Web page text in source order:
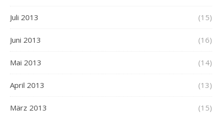
Juli 2013 (15)
Juni 2013 (16)
Mai 2013 (14)
April 2013 (13)
März 2013 (15)